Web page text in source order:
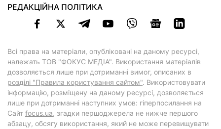
РЕДАКЦІЙНА ПОЛІТИКА
Всі права на матеріали, опубліковані на даному ресурсі,
належать ТОВ "ФОКУС МЕДІА". Використання матеріалів
дозволяється лише при дотриманні вимог, описаних в
розділі "Правила користування сайтом". Використовувати
інформацію, розміщену на даному ресурсі, дозволяється
лише при дотриманні наступних умов: гіперпосилання на
Cайт focus.ua, згадки першоджерела не нижче першого
абзацу, обсягу використання, який не може перевищувати